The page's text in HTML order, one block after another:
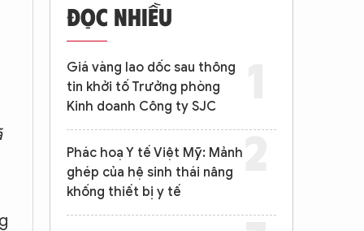
ĐỌC NHIỀU
Giá vàng lao dốc sau thông
tin khởi tố Trưởng phòng
Kinh doanh Công ty SJC
Phác hoạ Y tế Việt Mỹ: Mảnh
ghép của hệ sinh thái nâng
khống thiết bị y tế